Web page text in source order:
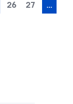
26 27 ...